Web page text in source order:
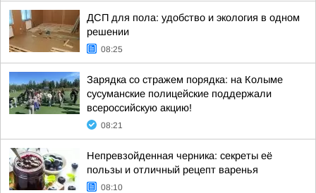
ДСП для пола: удобство и экология в одном
решении
08:25
Зарядка со стражем порядка: на Колыме
сусуманские полицейские поддержали
всероссийскую акцию!
08:21
Непревзойденная черника: секреты её
пользы и отличный рецепт варенья
08:10